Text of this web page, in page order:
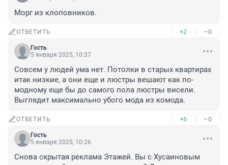
Морг из клоповников.
ОТВЕТИТЬ +2 –0
Гость
5 января 2025, 10:37
Совсем у людей ума нет. Потолки в старых квартирах
итак низкие, а они еще и люстры вешают как по-
модному еще бы до самого пола люстры висели.
Выглядит максимально убого мода из комода.
ОТВЕТИТЬ +6 –0
Гость
5 января 2025, 10:26
Снова скрытая реклама Этажей. Вы с Хусаиновым